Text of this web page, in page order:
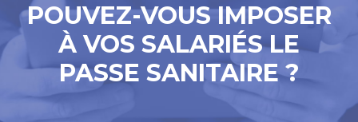
POUVEZ-VOUS IMPOSER
À VOS SALARIÉS LE
PASSE SANITAIRE ?